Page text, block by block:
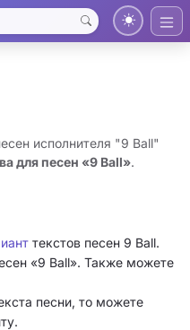
исполнителя "9 Ball"
для песен «9 Ball».
текстов песен 9 Ball.
«9 Ball». Также можете
песни, то можете